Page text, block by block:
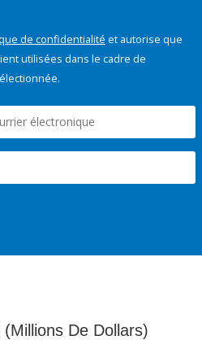
de confidentialité et autorise que
utilisées dans le cadre de
De Dollars)